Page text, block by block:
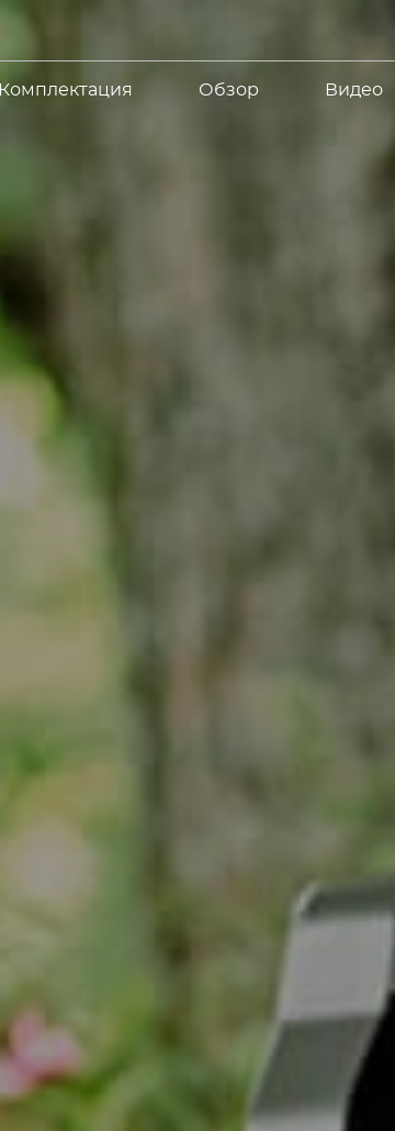
Комплектация Обзор Видео